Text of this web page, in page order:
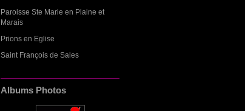
Paroisse Ste Marie en Plaine et
Marais
Prions en Eglise
Saint François de Sales
Albums Photos